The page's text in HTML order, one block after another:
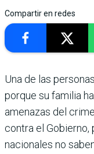
Compartir en redes
Una de las
porque su familia
ame­nazas del
contra el Gobierno,
naciona­les no